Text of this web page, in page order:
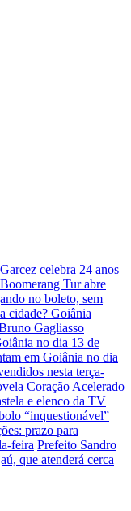
celebra 24 anos
Boomerang Tur abre
no boleto, sem
cidade? Goiânia
Gagliasso
no dia 13 de
em Goiânia no dia
nesta terça-
Coração Acelerado
e elenco da TV
“inquestionável”
prazo para
feira Prefeito Sandro
que atenderá cerca